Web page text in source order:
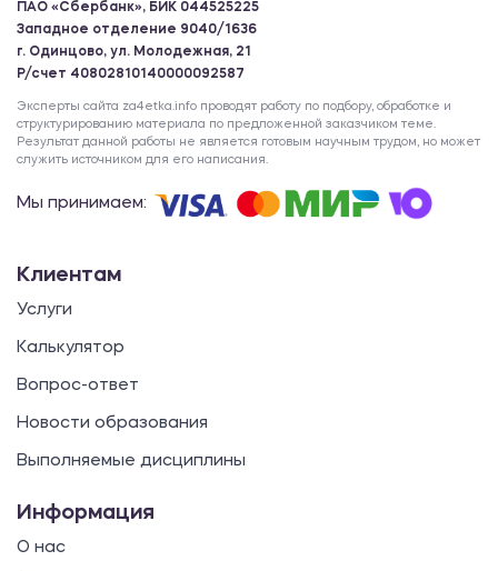
ПАО «Сбербанк», БИК 044525225
Западное отделение 9040/1636
г. Одинцово, ул. Молодежная, 21
Р/счет 40802810140000092587
Эксперты сайта za4etka.info проводят работу по подбору, обработке и
структурированию материала по предложенной заказчиком теме.
Результат данной работы не является готовым научным трудом, но может
служить источником для его написания.
Мы принимаем:
Клиентам
Услуги
Калькулятор
Вопрос-ответ
Новости образования
Выполняемые дисциплины
Информация
О нас